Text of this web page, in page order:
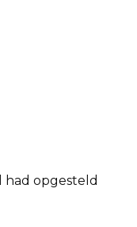
had opgesteld